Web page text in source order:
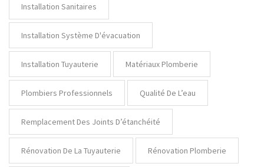
Installation Sanitaires
Installation Système D'évacuation
Installation Tuyauterie Matériaux Plomberie
Plombiers Professionnels Qualité De L’eau
Remplacement Des Joints D’étanchéité
Rénovation De La Tuyauterie Rénovation Plomberie